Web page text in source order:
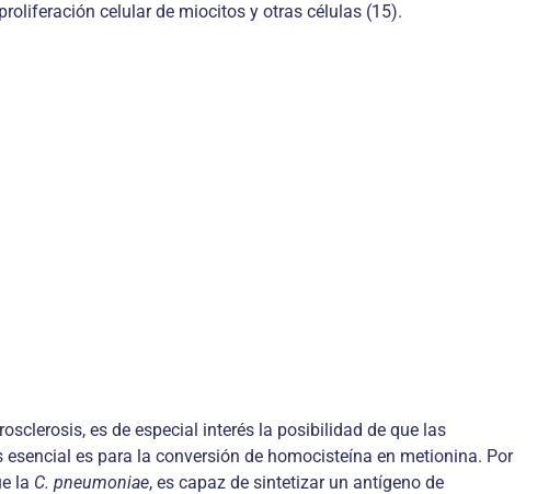
celular de miocitos y otras células (15).
es de especial interés la posibilidad de que las
es para la conversión de homocisteína en metionina. Por
la C. pneumoniae, es capaz de sintetizar un antígeno de